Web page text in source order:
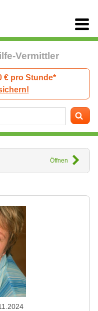
Vermittler
€ pro Stunde*
Öffnen